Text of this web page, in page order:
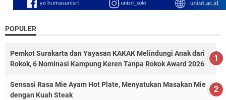
POPULER
Pemkot Surakarta dan Yayasan KAKAK Melindungi Anak dari
Rokok, 6 Nominasi Kampung Keren Tanpa Rokok Award 2026
Sensasi Rasa Mie Ayam Hot Plate, Menyatukan Masakan Mie
dengan Kuah Steak